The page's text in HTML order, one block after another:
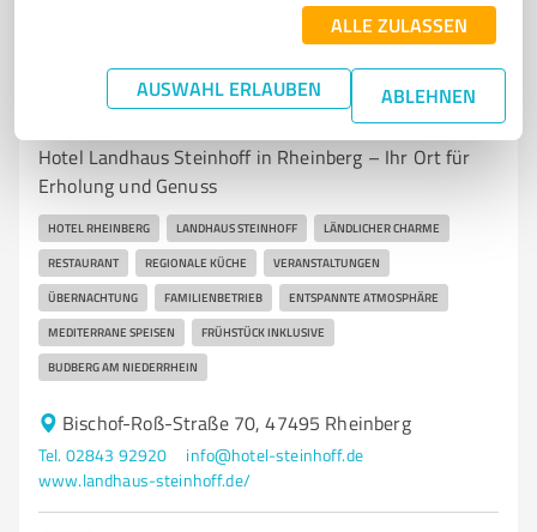
ALLE ZULASSEN
AUSWAHL ERLAUBEN ABLEHNEN
Hotels & Unterkünfte
Hotel Landhaus Steinhoff
Hotel Landhaus Steinhoff in Rheinberg – Ihr Ort für
Erholung und Genuss
HOTEL RHEINBERG LANDHAUS STEINHOFF LÄNDLICHER CHARME
RESTAURANT REGIONALE KÜCHE VERANSTALTUNGEN
ÜBERNACHTUNG FAMILIENBETRIEB ENTSPANNTE ATMOSPHÄRE
MEDITERRANE SPEISEN FRÜHSTÜCK INKLUSIVE
BUDBERG AM NIEDERRHEIN
Bischof-Roß-Straße 70, 47495 Rheinberg
Tel. 02843 92920
info@hotel-steinhoff.de
www.landhaus-steinhoff.de/